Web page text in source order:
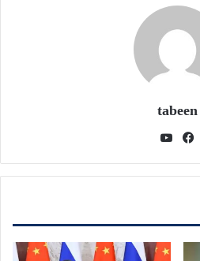
tabeen
فيسبوك